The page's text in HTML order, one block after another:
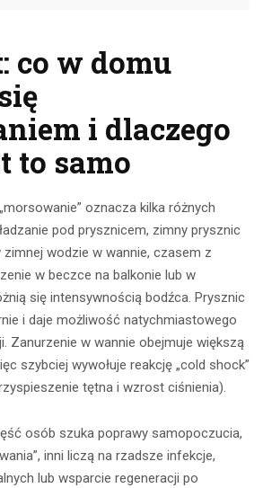
co w domu
i dlaczego
to samo
oznacza kilka różnych
pod prysznicem, zimny prysznic
wodzie w wannie, czasem z
w beczce na balkonie lub w
się intensywnością bodźca. Prysznic
i daje możliwość natychmiastowego
Zanurzenie w wannie obejmuje większą
szybciej wywołuje reakcję „cold shock”
tętna i wzrost ciśnienia).
osób szuka poprawy samopoczucia,
inni liczą na rzadsze infekcje,
lub wsparcie regeneracji po